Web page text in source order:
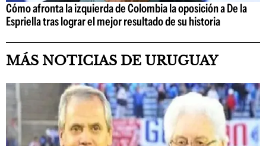
Cómo afronta la izquierda de Colombia la oposición a De la
Espriella tras lograr el mejor resultado de su historia
MÁS NOTICIAS DE URUGUAY